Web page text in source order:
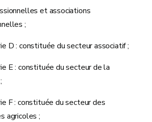
et associations
;
D : constituée du secteur associatif ;
E : constituée du secteur de la
F : constituée du secteur des
agricoles ;